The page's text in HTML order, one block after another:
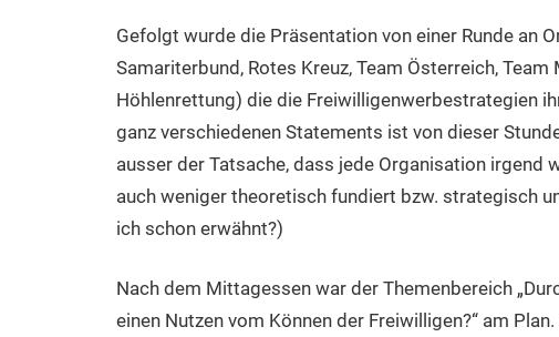
Gefolgt wurde die Präsentation von einer Runde an
Samariterbund, Rotes Kreuz, Team Österreich,
Höhlenrettung) die die Freiwilligenwerbestrategien
ganz verschiedenen Statements ist von dieser
ausser der Tatsache, dass jede Organisation irgend
auch weniger theoretisch fundiert bzw. strategisch
ich schon erwähnt?)
Nach dem Mittagessen war der Themenbereich
einen Nutzen vom Können der Freiwilligen?“ am